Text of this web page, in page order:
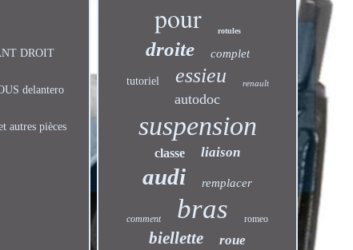
DROIT
delantero
autres pièces
pour rotules
droite complet
tutoriel essieu renault
autodoc
suspension
classe liaison
audi remplacer
comment bras romeo
biellette roue